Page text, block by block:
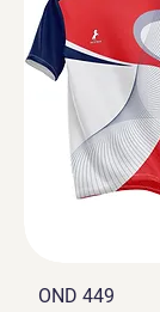
OND 449